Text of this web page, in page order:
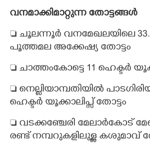
വനമാക്കിമാറ്റുന്ന തോട്ടങ്ങൾ
 ചൂലന്നൂർ വനമേഖലയിലെ
പൂത്തമല അക്കേഷ്യ തോട്ടം
 ചാത്തംകോട്ടെ 11 ഹെക്ടർ
 നെല്ലിയാമ്പതിയിൽ
ഹെക്ടർ യൂക്കാലിപ്സ് തോട്ടം
 വടക്കഞ്ചേരി മേലാർകോട്
രണ്ട് നമ്പറുകളിലുള്ള കശുമാവ്